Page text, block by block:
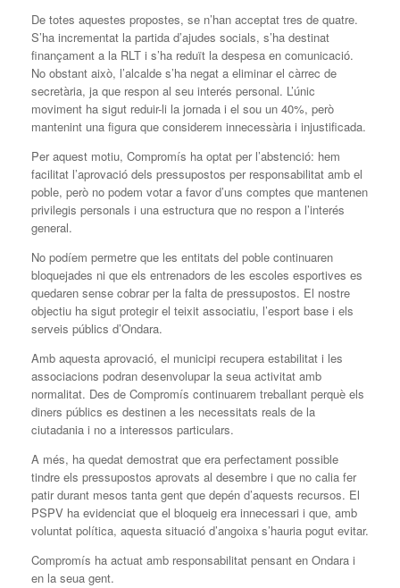
De totes aquestes propostes, se n’han acceptat tres de quatre.
S’ha incrementat la partida d’ajudes socials, s’ha destinat
finançament a la RLT i s’ha reduït la despesa en comunicació.
No obstant això, l’alcalde s’ha negat a eliminar el càrrec de
secretària, ja que respon al seu interés personal. L’únic
moviment ha sigut reduir-li la jornada i el sou un 40%, però
mantenint una figura que considerem innecessària i injustificada.
Per aquest motiu, Compromís ha optat per l’abstenció: hem
facilitat l’aprovació dels pressupostos per responsabilitat amb el
poble, però no podem votar a favor d’uns comptes que mantenen
privilegis personals i una estructura que no respon a l’interés
general.
No podíem permetre que les entitats del poble continuaren
bloquejades ni que els entrenadors de les escoles esportives es
quedaren sense cobrar per la falta de pressupostos. El nostre
objectiu ha sigut protegir el teixit associatiu, l’esport base i els
serveis públics d’Ondara.
Amb aquesta aprovació, el municipi recupera estabilitat i les
associacions podran desenvolupar la seua activitat amb
normalitat. Des de Compromís continuarem treballant perquè els
diners públics es destinen a les necessitats reals de la
ciutadania i no a interessos particulars.
A més, ha quedat demostrat que era perfectament possible
tindre els pressupostos aprovats al desembre i que no calia fer
patir durant mesos tanta gent que depén d’aquests recursos. El
PSPV ha evidenciat que el bloqueig era innecessari i que, amb
voluntat política, aquesta situació d’angoixa s’hauria pogut evitar.
Compromís ha actuat amb responsabilitat pensant en Ondara i
en la seua gent.